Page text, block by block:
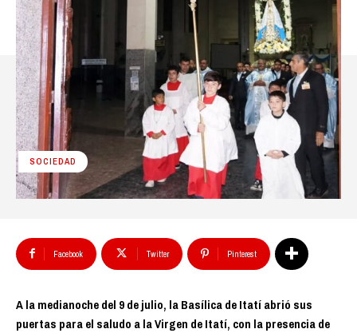
SOCIEDAD
Facebook Twitter Pinterest
A la medianoche del 9 de julio, la Basílica de Itatí abrió sus
puertas para el saludo a la Virgen de Itatí, con la presencia de